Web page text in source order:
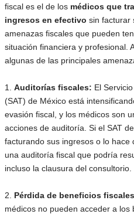
fiscal es el de los médicos que
ingresos en efectivo sin facturar
amenazas fiscales que pueden
situación financiera y profesional.
algunas de las principales
1. Auditorías fiscales: El
(SAT) de México está
evasión fiscal, y los médicos son
acciones de auditoría. Si el SAT
facturando sus ingresos o lo
una auditoría fiscal que podría
incluso la clausura del consultorio.
2. Pérdida de beneficios
médicos no pueden acceder a los